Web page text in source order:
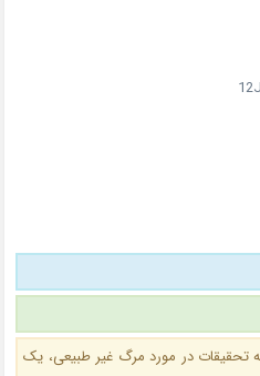
تحقیقات در مورد مرگ غیر طبیعی، یک